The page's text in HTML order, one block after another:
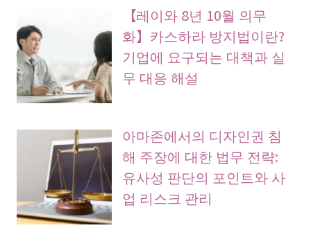
【레이와 8년 10월 의무
화】카스하라 방지법이란?
기업에 요구되는 대책과 실
무 대응 해설
아마존에서의 디자인권 침
해 주장에 대한 법무 전략:
유사성 판단의 포인트와 사
업 리스크 관리